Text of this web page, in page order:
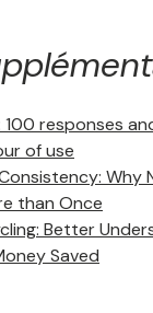
100 responses
of use
Why
than Once
Better
Saved